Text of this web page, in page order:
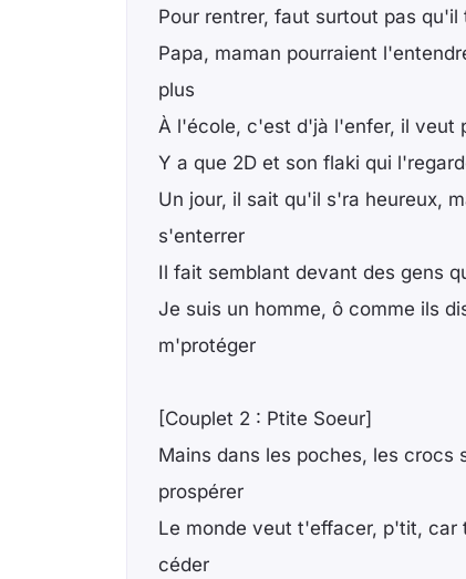
Pour rentrer, faut surtout pas qu'il
Papa, maman pourraient
plus
À l'école, c'est d'jà l'enfer, il veut
Y a que 2D et son flaki qui
Un jour, il sait qu'il s'ra heureux,
s'enterrer
Il fait semblant devant des gens
Je suis un homme, ô comme ils
m'protéger
[Couplet 2 : Ptite Soeur]
Mains dans les poches, les crocs
prospérer
Le monde veut t'effacer, p'tit, car
céder